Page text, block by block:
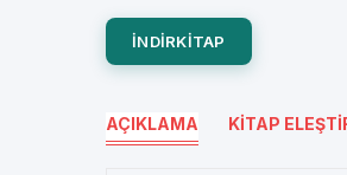
INDIRKITAP
AÇIKLAMA KITAP